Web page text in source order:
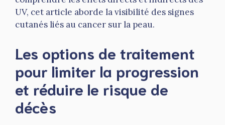
UV, cet article aborde la visibilité des signes
cutanés liés au cancer sur la peau.
Les options de traitement
pour limiter la progression
et réduire le risque de
décès